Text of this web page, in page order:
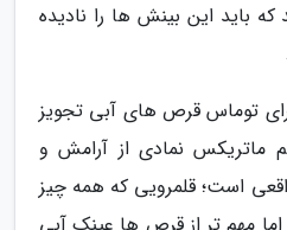
که باید این بینش ها را نادیده
توماس قرص های آبی تجویز
ماتریکس نمادی از آرامش و
است؛ قلمرویی که همه چیز